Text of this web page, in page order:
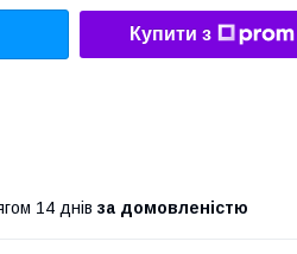
Купити з
14 днів за домовленістю